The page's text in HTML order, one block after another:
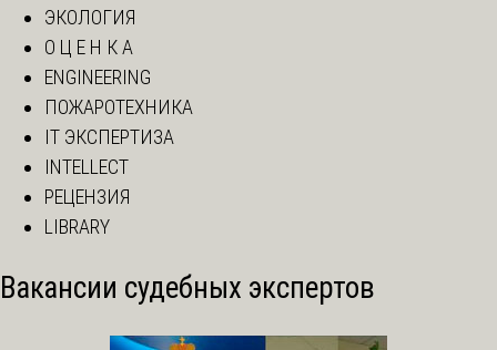
ЭКОЛОГИЯ
О Ц Е Н К А
ENGINEERING
ПОЖАРОТЕХНИКА
IT ЭКСПЕРТИЗА
INTELLECT
РЕЦЕНЗИЯ
LIBRARY
Вакансии судебных экспертов